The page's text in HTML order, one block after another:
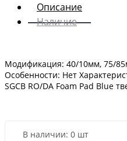
Описание
Наличие
Модификация: 40/10мм, 75/
Особенности: Нет
SGCB RO/DA Foam Pad Blue
В наличии: 0 шт